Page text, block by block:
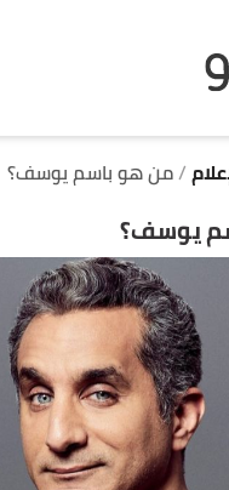
من هو باسم يوسف؟
يوسف؟